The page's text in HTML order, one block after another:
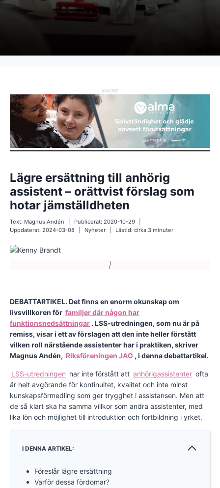
ANNONS
Lägre ersättning till anhörig
assistent – orättvist förslag som
hotar jämställdheten
Text: Magnus Andén Publicerat: 2020-10-29
Uppdaterat: 2024-03-08 Nyheter Lästid: cirka 3minuter
|
DEBATTARTIKEL. Det finns en enorm okunskap om
livsvillkoren för familjer där någon har
funktionsnedsättningar . LSS-utredningen, som nu är på
remiss, visar i ett av förslagen att den inte heller förstått
vilken roll närstående assistenter har i praktiken, skriver
Magnus Andén, Riksföreningen JAG , i denna debattartikel.
LSS-utredningen har inte förstått att anhörigassistenter ofta
är helt avgörande för kontinuitet, kvalitet och inte minst
kunskapsförmedling som ger trygghet i assistansen. Men att
de så klart ska ha samma villkor som andra assistenter, med
lika lön och möjlighet till introduktion och fortbildning i yrket.
I DENNA ARTIKEL:
Föreslår lägre ersättning
Varför dessa fördomar?